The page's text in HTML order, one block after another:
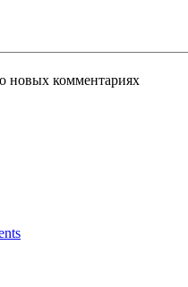
новых комментариях